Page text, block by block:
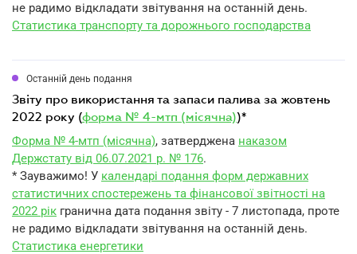
не радимо відкладати звітування на останній день.
Статистика транспорту та дорожнього господарства
Останній день подання
звіту про використання та запаси палива за жовтень
2022 року (форма № 4-мтп (місячна))*
Форма № 4-мтп (місячна), затверджена наказом
Держстату від 06.07.2021 р. № 176.
* Зауважимо! У календарі подання форм державних
статистичних спостережень та фінансової звітності на
2022 рік гранична дата подання звіту - 7 листопада, проте
не радимо відкладати звітування на останній день.
Статистика енергетики